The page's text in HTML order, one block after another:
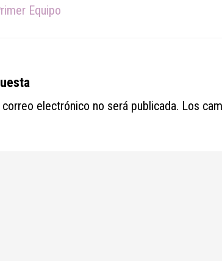
Equipo
electrónico no será publicada. Los